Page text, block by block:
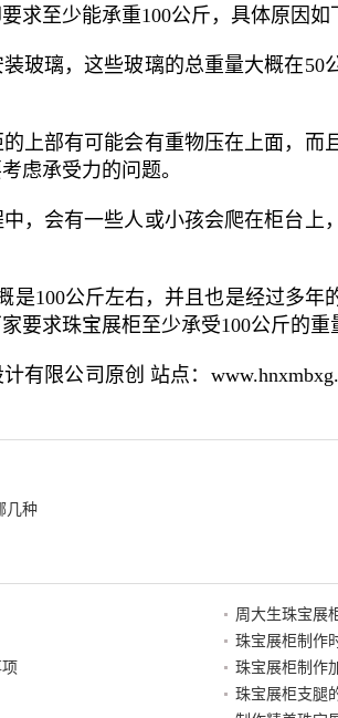
求至少能承重100公斤，具体原因如
玻璃，这些玻璃的总重量大概在50
上部有可能会有重物压在上面，而
虑承受力的问题。
，会有一些人或小孩会爬在柜台上
是100公斤左右，并且也是经过多
要求珠宝展柜至少承受100公斤的重
有限公司原创 站点：
几种
周大生珠宝展
珠宝展柜制作
珠宝展柜制作
珠宝展柜支腿